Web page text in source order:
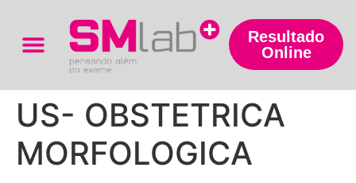
Resultado
Online
US- OBSTETRICA
MORFOLOGICA